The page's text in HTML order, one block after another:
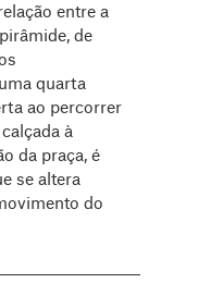
entre a
de
quarta
ao percorrer
à
da praça, é
se altera
do